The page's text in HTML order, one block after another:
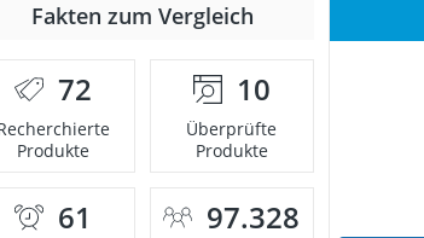
Fakten zum Vergleich
72
Produkte
10
Überprüfte
Produkte
61 97.328